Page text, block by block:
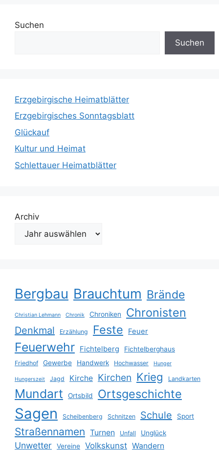
Suchen
Suchen
Erzgebirgische Heimatblätter
Erzgebirgisches Sonntagsblatt
Glückauf
Kultur und Heimat
Schlettauer Heimatblätter
Archiv
Bergbau Brauchtum Brände
Christian Lehmann Chronik Chroniken Chronisten
Denkmal Erzählung Feste Feuer
Feuerwehr Fichtelberg Fichtelberghaus
Friedhof Gewerbe Handwerk Hochwasser Hunger
Hungerszeit Jagd Kirche Kirchen Krieg Landkarten
Mundart Ortsbild Ortsgeschichte
Sagen Scheibenberg Schnitzen Schule Sport
Straßennamen Turnen Unfall Unglück
Unwetter Vereine Volkskunst Wandern